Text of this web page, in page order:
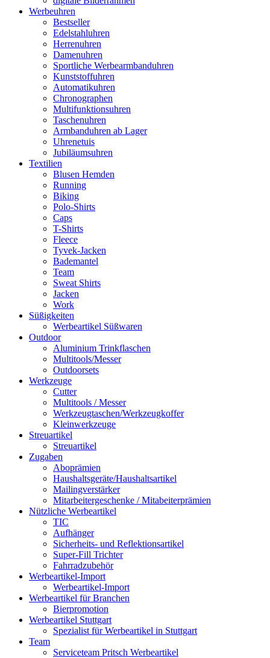
Werbeuhren
Bestseller
Edelstahluhren
Herrenuhren
Damenuhren
Sportliche Werbearmbanduhren
Kunststoffuhren
Automatikuhren
Chronographen
Multifunktionsuhren
Taschenuhren
Armbanduhren ab Lager
Uhrenetuis
Jubiläumsuhren
Textilien
Blusen Hemden
Running
Biking
Polo-Shirts
Caps
T-Shirts
Fleece
Tyvek-Jacken
Bademantel
Team
Sweat Shirts
Jacken
Work
Süßigkeiten
Werbeartikel Süßwaren
Outdoor
Aluminium Trinkflaschen
Multitools/Messer
Outdoorsets
Werkzeuge
Cutter
Multitools / Messer
Werkzeugtaschen/Werkzeugkoffer
Kleinwerkzeuge
Streuartikel
Streuartikel
Zugaben
Aboprämien
Haushaltsgeräte/Haushaltsartikel
Mailingverstärker
Mitarbeitergeschenke / Mitabeiterprämien
Nützliche Werbeartikel
TIC
Aufhänger
Sicherheits- und Reflektionsartikel
Super-Fill Trichter
Fahrradzubehör
Werbeartikel-Import
Werbeartikel-Import
Werbeartikel für Branchen
Bierpromotion
Werbeartikel Stuttgart
Spezialist für Werbeartikel in Stuttgart
Team
Serviceteam Pritsch Werbeartikel